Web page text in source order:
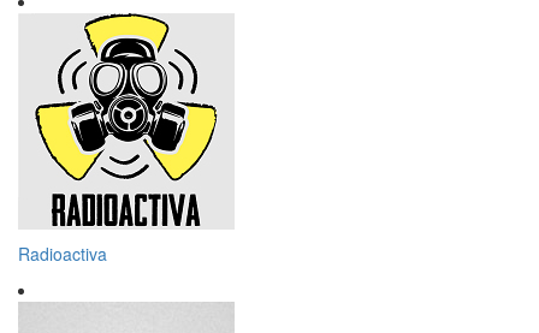
Radioactiva